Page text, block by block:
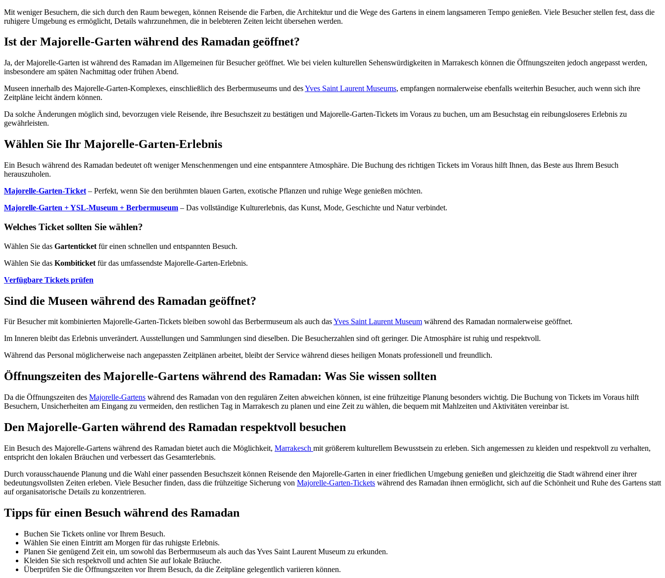
Mit weniger Besuchern, die sich durch den Raum bewegen, können Reisende die Farben, die Architektur und die Wege des Gartens in einem langsameren Tempo genießen. Viele Besucher stellen fest, dass die
ruhigere Umgebung es ermöglicht, Details wahrzunehmen, die in belebteren Zeiten leicht übersehen werden.
Ist der Majorelle-Garten während des Ramadan geöffnet?
Ja, der Majorelle-Garten ist während des Ramadan im Allgemeinen für Besucher geöffnet. Wie bei vielen kulturellen Sehenswürdigkeiten in Marrakesch können die Öffnungszeiten jedoch angepasst werden,
insbesondere am späten Nachmittag oder frühen Abend.
Museen innerhalb des Majorelle-Garten-Komplexes, einschließlich des Berbermuseums und desYves Saint Laurent Museums, empfangen normalerweise ebenfalls weiterhin Besucher, auch wenn sich ihre
Zeitpläne leicht ändern können.
Da solche Änderungen möglich sind, bevorzugen viele Reisende, ihre Besuchszeit zu bestätigen und Majorelle-Garten-Tickets im Voraus zu buchen, um am Besuchstag ein reibungsloseres Erlebnis zu
gewährleisten.
Wählen Sie Ihr Majorelle-Garten-Erlebnis
Ein Besuch während des Ramadan bedeutet oft weniger Menschenmengen und eine entspanntere Atmosphäre. Die Buchung des richtigen Tickets im Voraus hilft Ihnen, das Beste aus Ihrem Besuch
herauszuholen.
Majorelle-Garten-Ticket – Perfekt, wenn Sie den berühmten blauen Garten, exotische Pflanzen und ruhige Wege genießen möchten.
Majorelle-Garten + YSL-Museum + Berbermuseum – Das vollständige Kulturerlebnis, das Kunst, Mode, Geschichte und Natur verbindet.
Welches Ticket sollten Sie wählen?
Wählen Sie das Gartenticket für einen schnellen und entspannten Besuch.
Wählen Sie das Kombiticket für das umfassendste Majorelle-Garten-Erlebnis.
Verfügbare Tickets prüfen
Sind die Museen während des Ramadan geöffnet?
Für Besucher mit kombinierten Majorelle-Garten-Tickets bleiben sowohl das Berbermuseum als auch dasYves Saint Laurent Museum während des Ramadan normalerweise geöffnet.
Im Inneren bleibt das Erlebnis unverändert. Ausstellungen und Sammlungen sind dieselben. Die Besucherzahlen sind oft geringer. Die Atmosphäre ist ruhig und respektvoll.
Während das Personal möglicherweise nach angepassten Zeitplänen arbeitet, bleibt der Service während dieses heiligen Monats professionell und freundlich.
Öffnungszeiten des Majorelle-Gartens während des Ramadan: Was Sie wissen sollten
Da die Öffnungszeiten des Majorelle-Gartens während des Ramadan von den regulären Zeiten abweichen können, ist eine frühzeitige Planung besonders wichtig. Die Buchung von Tickets im Voraus hilft
Besuchern, Unsicherheiten am Eingang zu vermeiden, den restlichen Tag in Marrakesch zu planen und eine Zeit zu wählen, die bequem mit Mahlzeiten und Aktivitäten vereinbar ist.
Den Majorelle-Garten während des Ramadan respektvoll besuchen
Ein Besuch des Majorelle-Gartens während des Ramadan bietet auch die Möglichkeit, Marrakesch mit größerem kulturellem Bewusstsein zu erleben. Sich angemessen zu kleiden und respektvoll zu verhalten,
entspricht den lokalen Bräuchen und verbessert das Gesamterlebnis.
Durch vorausschauende Planung und die Wahl einer passenden Besuchszeit können Reisende den Majorelle-Garten in einer friedlichen Umgebung genießen und gleichzeitig die Stadt während einer ihrer
bedeutungsvollsten Zeiten erleben. Viele Besucher finden, dass die frühzeitige Sicherung von Majorelle-Garten-Tickets während des Ramadan ihnen ermöglicht, sich auf die Schönheit und Ruhe des Gartens statt
auf organisatorische Details zu konzentrieren.
Tipps für einen Besuch während des Ramadan
Buchen Sie Tickets online vor Ihrem Besuch.
Wählen Sie einen Eintritt am Morgen für das ruhigste Erlebnis.
Planen Sie genügend Zeit ein, um sowohl das Berbermuseum als auch das Yves Saint Laurent Museum zu erkunden.
Kleiden Sie sich respektvoll und achten Sie auf lokale Bräuche.
Überprüfen Sie die Öffnungszeiten vor Ihrem Besuch, da die Zeitpläne gelegentlich variieren können.